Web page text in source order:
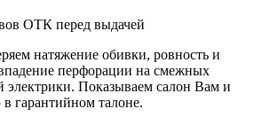
ОТК перед выдачей
натяжение обивки, ровность и
перфорации на смежных
электрики. Показываем салон Вам и
гарантийном талоне.